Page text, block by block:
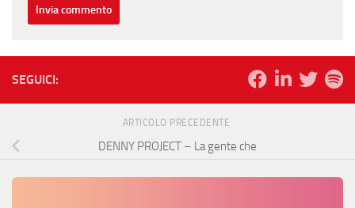
SEGUICI:
ARTICOLO PRECEDENTE
DENNY PROJECT – La gente che